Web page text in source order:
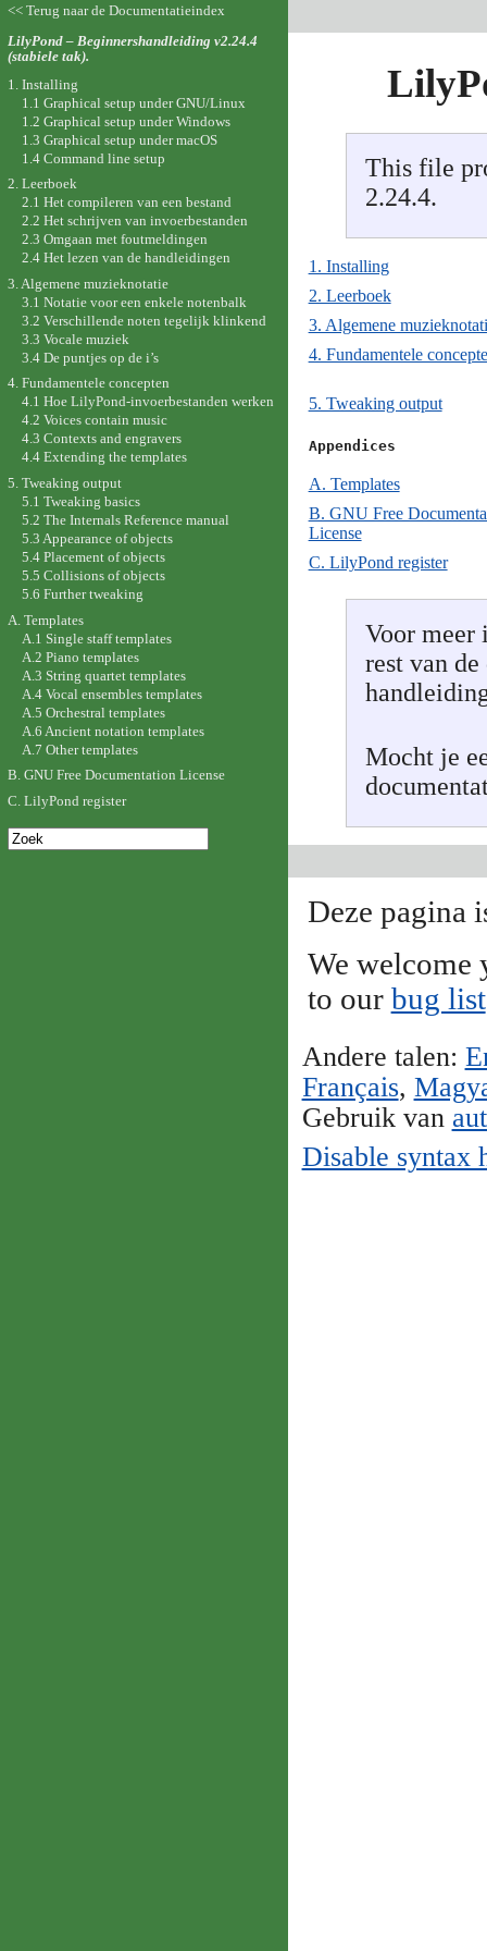
This file
2.24.4.
1. Installing
2. Leerboek
3. Algemene
4. Fundamentele
5. Tweaking output
Appendices
A. Templates
B. GNU Free
License
C. LilyPond register
Voor meer
rest van
Mocht je
Deze pagina
We welcome
to our bug list
Andere talen:
Français,
Gebruik van
Disable syntax
<< Terug naar de Documentatieindex
LilyPond – Beginnershandleiding v2.24.4
(stabiele tak).
1. Installing
1.1 Graphical setup under GNU/Linux
1.2 Graphical setup under Windows
1.3 Graphical setup under macOS
1.4 Command line setup
2. Leerboek
2.1 Het compileren van een bestand
2.2 Het schrijven van invoerbestanden
2.3 Omgaan met foutmeldingen
2.4 Het lezen van de handleidingen
3. Algemene muzieknotatie
3.1 Notatie voor een enkele notenbalk
3.2 Verschillende noten tegelijk klinkend
3.3 Vocale muziek
3.4 De puntjes op de i’s
4. Fundamentele concepten
4.1 Hoe LilyPond-invoerbestanden werken
4.2 Voices contain music
4.3 Contexts and engravers
4.4 Extending the templates
5. Tweaking output
5.1 Tweaking basics
5.2 The Internals Reference manual
5.3 Appearance of objects
5.4 Placement of objects
5.5 Collisions of objects
5.6 Further tweaking
A. Templates
A.1 Single staff templates
A.2 Piano templates
A.3 String quartet templates
A.4 Vocal ensembles templates
A.5 Orchestral templates
A.6 Ancient notation templates
A.7 Other templates
B. GNU Free Documentation License
C. LilyPond register